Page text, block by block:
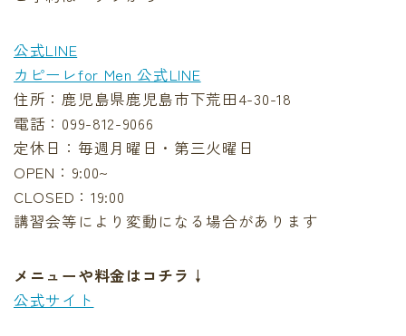
公式LINE
カピーレfor Men 公式LINE
住所：鹿児島県鹿児島市下荒田4-30-18
電話：099-812-9066
定休日：毎週月曜日・第三火曜日
OPEN：9:00~
CLOSED：19:00
講習会等により変動になる場合があります
メニューや料金はコチラ↓
公式サイト